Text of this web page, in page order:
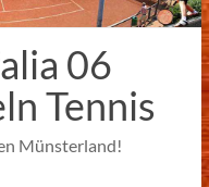
06
Tennis
Münsterland!